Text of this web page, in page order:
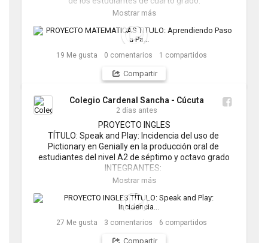
INTEGRANTES:
Santiago Cáceres Castillo
María José Mora Paredes
Valery Alejandra Gómez Ortega
Mostrar más
19 Me gusta 0 comentarios 1 compartidos
Compartir
Colegio Cardenal Sancha - Cúcuta
2 días antes
PROYECTO INGLES
TÍTULO: Speak and Play: Incidencia del uso de
Pictionary en Genially en la producción oral de
estudiantes del nivel A2 de séptimo y octavo grado
INTEGRANTES:
Carla Juliana Ramirez Castellanos
Yeremith José Sánchez Orosco
Luna Zúñiga Mendoza
Mostrar más
27 Me gusta 3 comentarios 6 compartidos
Compartir